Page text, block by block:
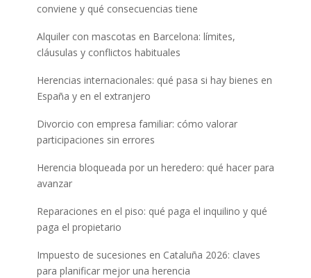
conviene y qué consecuencias tiene
Alquiler con mascotas en Barcelona: límites,
cláusulas y conflictos habituales
Herencias internacionales: qué pasa si hay bienes en
España y en el extranjero
Divorcio con empresa familiar: cómo valorar
participaciones sin errores
Herencia bloqueada por un heredero: qué hacer para
avanzar
Reparaciones en el piso: qué paga el inquilino y qué
paga el propietario
Impuesto de sucesiones en Cataluña 2026: claves
para planificar mejor una herencia